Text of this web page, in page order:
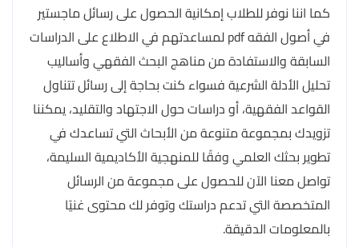
كما اننا نوفر للطلاب إمكانية الحصول على رسائل ماجستير
في أصول الفقه pdf لمساعدتهم في الاطلاع على الدراسات
السابقة والاستفادة من مناهج البحث الفقهي وأساليب
تحليل الأدلة الشرعية فسواء كنت بحاجة إلى رسائل تتناول
القواعد الفقهية، أو دراسات حول الاجتهاد والتقليد، يمكننا
تزويدك بمجموعة متنوعة من الأبحاث التي تساعدك في
تطوير بحثك العلمي وفقًا للمنهجية الأكاديمية السليمة،
تواصل معنا الآن للحصول على مجموعة من الرسائل
المتخصصة التي تدعم دراستك وتوفر لك محتوى غنيًا
بالمعلومات الدقيقة.